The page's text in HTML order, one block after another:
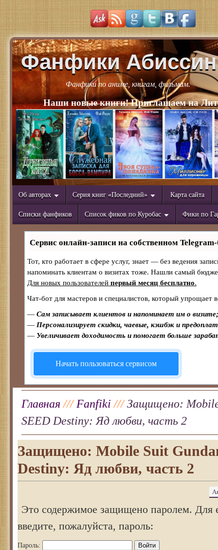
Фанфики Абиссин
Фанфики по аниме, книгам, фильмам.
Наши новые книги! Приглашаем на
Об авторах Серия книг «Последний» Карта сайта
Списки фанфиков Список фиков по Куробас Фики по
Сервис онлайн-записи на собственном Telegram-
Тот, кто работает в сфере услуг, знает — без ведения
напоминать клиентам о визитах тоже. Нашли самый
Для новых пользователей первый месяц бесплатно.
Чат-бот для мастеров и специалистов, который упрощает
— Сам записывает клиентов и напоминает им о визите;
— Персонализирует скидки, чаевые, кэшбэк и
— Увеличивает доходимость и помогает больше
Начать пользоваться сервисом
Главная /// Fanfiki ///Защищено:
SEED Destiny: Яд любви, часть 2
Защищено: Mobile Suit
Destiny: Яд любви, часть 2
Это содержимое защищено паролем. Для
введите, пожалуйста, пароль:
Пароль: